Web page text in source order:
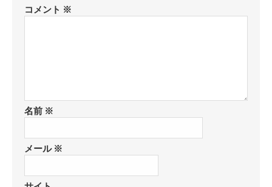
コメント ※
名前 ※
メール ※